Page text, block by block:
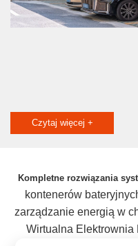
Czytaj więcej +
Kompletne rozwiązania
kontenerów
zarządzanie energią w
Wirtualna Elektrownia